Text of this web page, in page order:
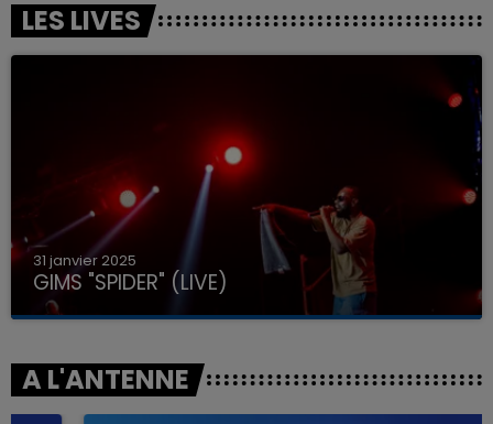
LES LIVES
31 janvier 2025
GIMS "SPIDER" (LIVE)
A L'ANTENNE